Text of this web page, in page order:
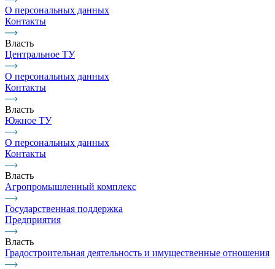
О персональных данных
Контакты
Власть
Центральное ТУ
О персональных данных
Контакты
Власть
Южное ТУ
О персональных данных
Контакты
Власть
Агропромышленный комплекс
Государственная поддержка
Предприятия
Власть
Градостроительная деятельность и имущественные отношения